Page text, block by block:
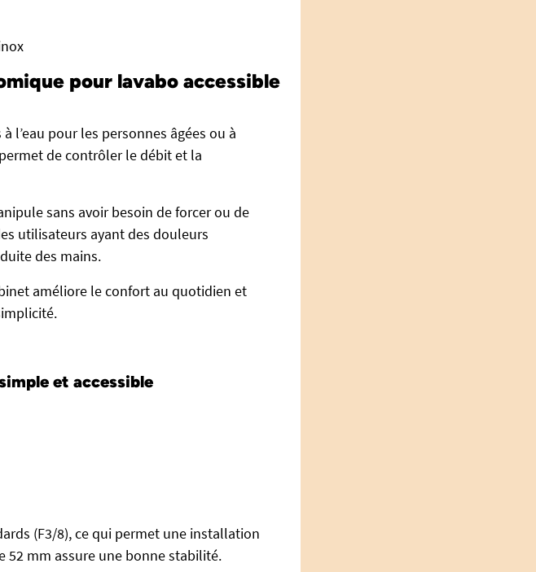
pour lavabo accessible
l’eau pour les personnes âgées ou à
de contrôler le débit et la
sans avoir besoin de forcer ou de
utilisateurs ayant des douleurs
des mains.
améliore le confort au quotidien et
et accessible
(F3/8), ce qui permet une installation
52 mm assure une bonne stabilité.